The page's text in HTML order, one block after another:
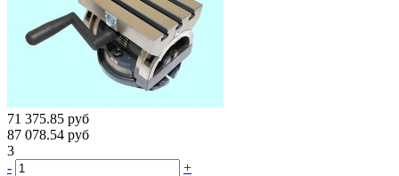
71 375.85 руб
87 078.54 руб
3
-
+